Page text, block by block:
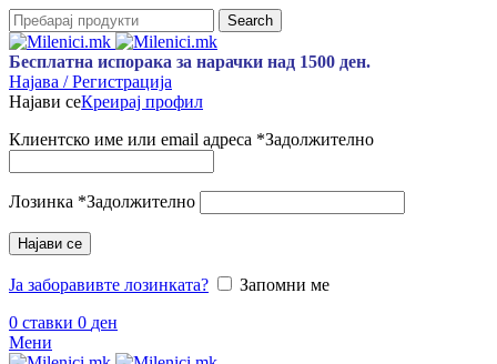
Search
Бесплатна испорака за нарачки над 1500 ден.
Најава / Регистрација
Најави сеКреирај профил
Клиентско име или email адреса *Задолжително
Лозинка *Задолжително
Најави се
Ја заборавивте лозинката?
Запомни ме
0 ставки 0 ден
Мени